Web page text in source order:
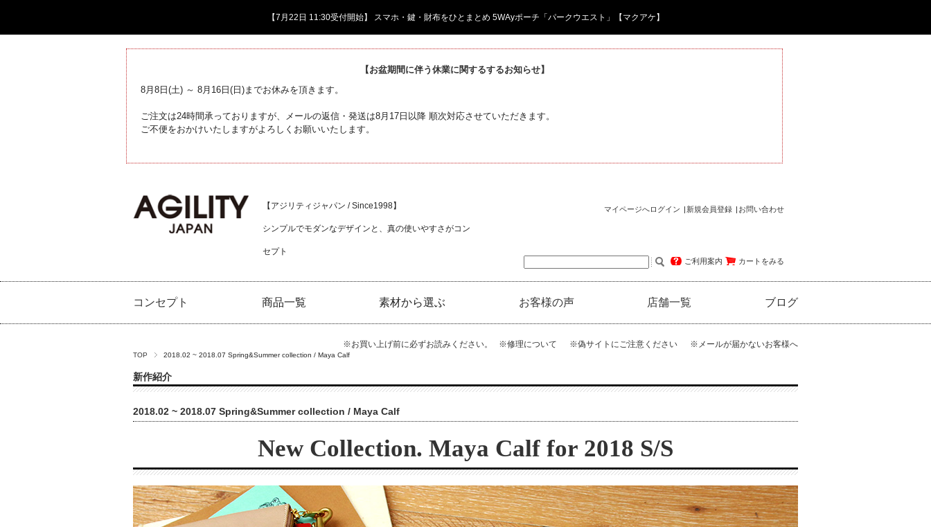
【7月22日 11:30受付開始】 スマホ・鍵・財布をひとまとめ 5WAyポーチ「パークウエスト」【マクアケ】
【お盆期間に伴う休業に関するするお知らせ】
8月8日(土) ～ 8月16日(日)までお休みを頂きます。
ご注文は24時間承っておりますが、メールの返信・発送は8月17日以降 順次対応させていただきます。
ご不便をおかけいたしますがよろしくお願いいたします。
【アジリティジャパン / Since1998】
シンプルでモダンなデザインと、真の使いやすさがコン
セプト
マイページへログイン 新規会員登録 お問い合わせ
ご利用案内 カートをみる
コンセプト 商品一覧 素材から選ぶ お客様の声 店舗一覧 ブログ
※お買い上げ前に必ずお読みください。 ※修理について ※偽サイトにご注意ください ※メールが届かないお客様へ
TOP 2018.02 ~ 2018.07 Spring&Summer collection / Maya Calf
新作紹介
2018.02 ~ 2018.07 Spring&Summer collection / Maya Calf
New Collection. Maya Calf for 2018 S/S